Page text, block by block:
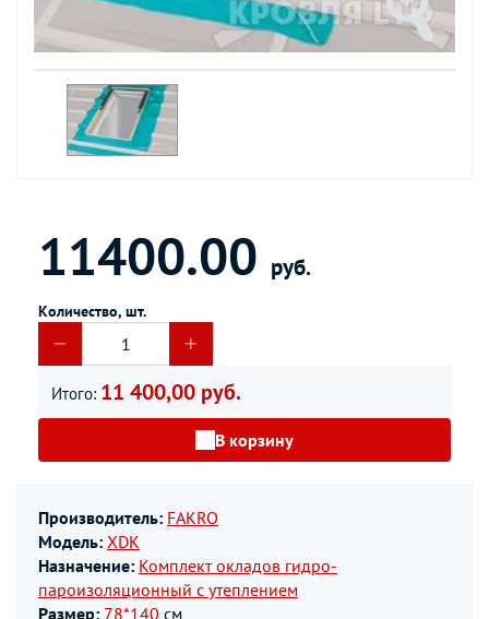
11400.00 руб.
Количество, шт.
Итого: 11 400,00 руб.
В корзину
Производитель: FAKRO
Модель: XDK
Назначение: Комплект окладов гидро-
пароизоляционный c утеплением
Размер: 78*140 см